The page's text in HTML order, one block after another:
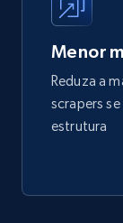
Menor
Reduza a
scrapers
estrutura